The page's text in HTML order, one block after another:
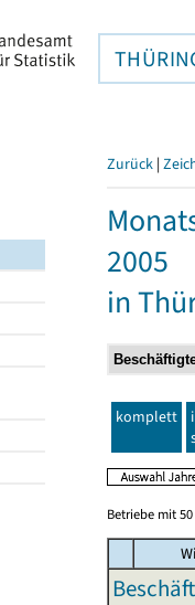
Zurück |
2005
in
komplett
Betriebe mit